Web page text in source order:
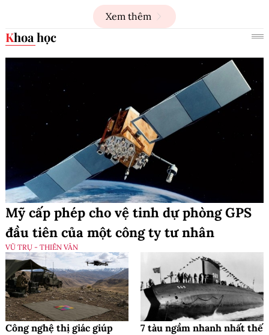
Xem thêm
Khoa học
Mỹ cấp phép cho vệ tinh dự phòng GPS
đầu tiên của một công ty tư nhân
VŨ TRỤ - THIÊN VĂN
Công nghệ thị giác giúp
7 tàu ngầm nhanh nhất thế